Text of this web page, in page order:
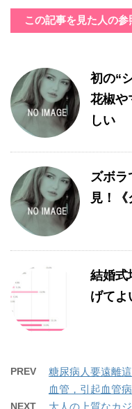
この記事を見た人の参
初の“
花椒や
しい
ズボラ
見！
結婚式
げてよ
PREV
糖尿病人要遠離
血管，引起血管
NEXT 大人の上質なカ